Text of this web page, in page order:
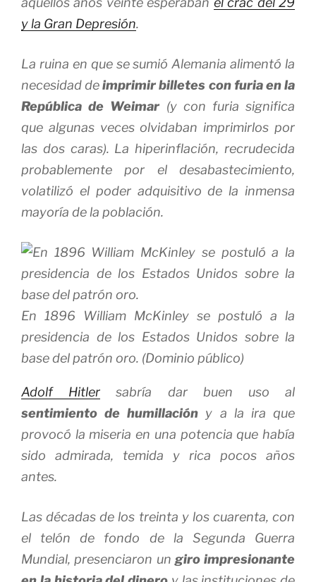
y la Gran Depresión.
La ruina en que se sumió Alemania alimentó la
necesidad deimprimir billetes con furia en la
República de Weimar (y con furia significa
que algunas veces olvidaban imprimirlos por
las dos caras). La hiperinflación, recrudecida
probablemente por el desabastecimiento,
volatilizó el poder adquisitivo de la inmensa
mayoría de la población.
En 1896 William McKinley se postuló a la
presidencia de los Estados Unidos sobre la
base del patrón oro. (Dominio público)
Adolf Hitler sabría dar buen uso al
sentimiento de humillación y a la ira que
provocó la miseria en una potencia que había
sido admirada, temida y rica pocos años
antes.
Las décadas de los treinta y los cuarenta, con
el telón de fondo de la Segunda Guerra
Mundial, presenciaron un giro impresionante